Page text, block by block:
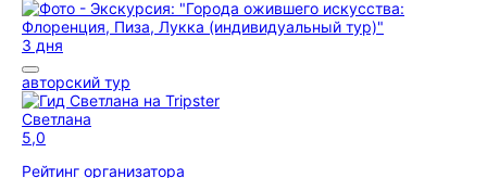
3 дня
авторский тур
Светлана
5,0
Рейтинг организатора